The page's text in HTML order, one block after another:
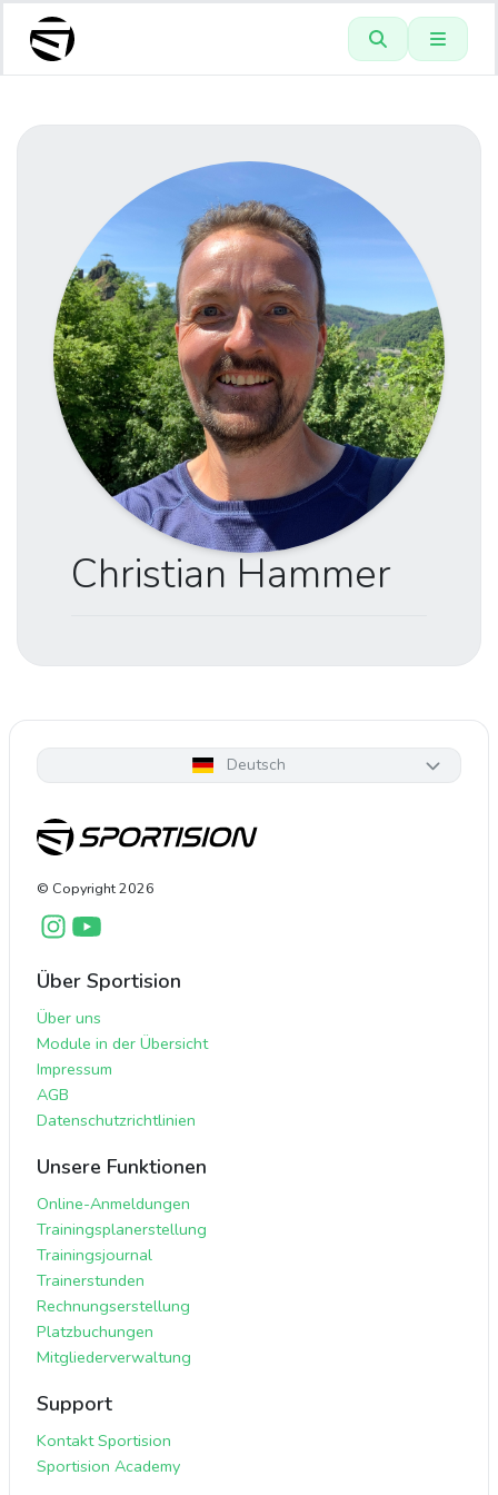
Christian Hammer
Deutsch
© Copyright2026
Über Sportision
Über uns
Module in der Übersicht
Impressum
AGB
Datenschutzrichtlinien
Unsere Funktionen
Online-Anmeldungen
Trainingsplanerstellung
Trainingsjournal
Trainerstunden
Rechnungserstellung
Platzbuchungen
Mitgliederverwaltung
Support
Kontakt Sportision
Sportision Academy